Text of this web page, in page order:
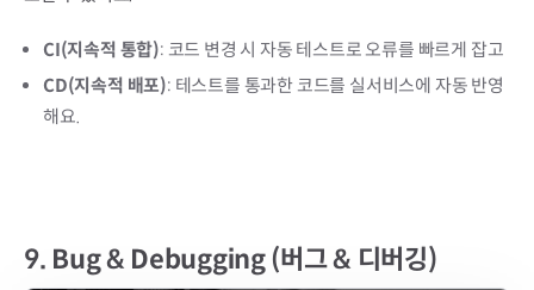
CI(지속적 통합): 코드 변경 시 자동 테스트로 오류를 빠르게 잡고
CD(지속적 배포): 테스트를 통과한 코드를 실서비스에 자동 반영
해요.
9. Bug & Debugging (버그 & 디버깅)